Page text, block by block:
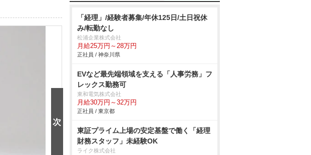
「経理」/経験者募集/年休125日/土日祝休
み/転勤なし
松浦企業株式会社
月給25万円～28万円
正社員 / 神奈川県
EVなど最先端領域を支える「人事労務」フ
レックス勤務可
東和電気株式会社
月給30万円～32万円
正社員 / 東京都
東証プライム上場の安定基盤で働く「経理
財務スタッフ」未経験OK
ライク株式会社